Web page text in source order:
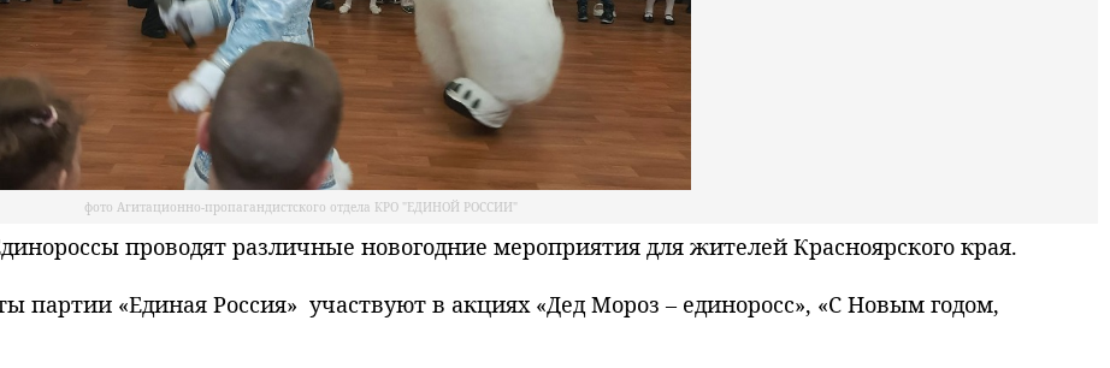
фото Агитационно-пропагандистского отдела КРО "ЕДИНОЙ РОССИИ"
проводят различные новогодние мероприятия для жителей Красноярского края.
партии «Единая Россия» участвуют в акциях «Дед Мороз – единоросс», «С Новым годом,